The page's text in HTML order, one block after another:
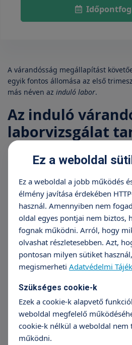
A várandósság megállapítást
egyik fontos állomása az első
más néven az induló labor.
Az induló
laborvizsgálat
HBsAg,
Vérkép,
Teljes vizelet + üledék,
Trombin idő,
Glükóz,
Protrombin INR,
Fibrinogén,
Karbamid,
Kreatinin (+eGFR),
Nátrium (Na),
Kálium (K),
Bilirubin totál,
GOT (ASAT),
GPT (ALAT),
Gamma-GT (GGT),
LDH
Ez a weboldal
Ez a weboldal a jobb működés
élmény javítása érdekében
használ. Amennyiben nem
oldal egyes pontjai nem biztos,
fognak működni. Arról, hogy
olvashat részletesebben. Azt,
pontosan milyen sütiket
megismerheti Adatvédelmi
Szükséges cookie-k
Ezek a cookie-k alapvető
weboldal megfelelő
cookie-k nélkül a weboldal nem
működni.